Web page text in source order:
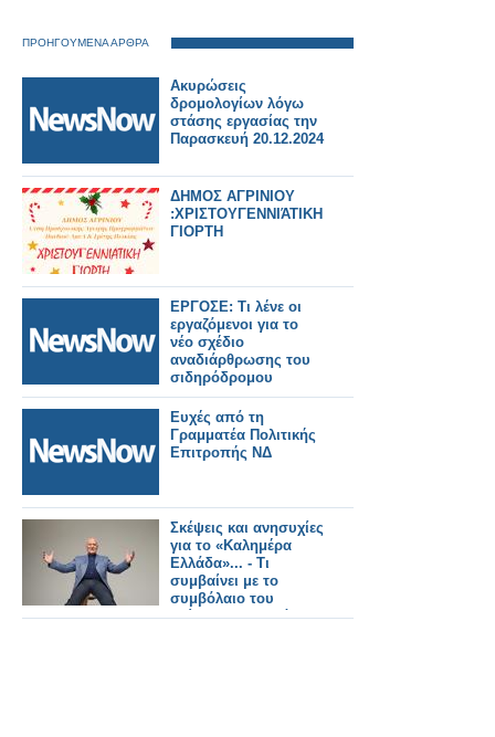
ΠΡΟΗΓΟΥΜΕΝΑ ΑΡΘΡΑ
Ακυρώσεις
δρομολογίων λόγω
στάσης εργασίας την
Παρασκευή 20.12.2024
ΔΗΜΟΣ ΑΓΡΙΝΙΟΥ
:ΧΡΙΣΤΟΥΓΕΝΝΙΆΤΙΚΗ
ΓΙΟΡΤΗ
ΕΡΓΟΣΕ: Τι λένε οι
εργαζόμενοι για το
νέο σχέδιο
αναδιάρθρωσης του
σιδηρόδρομου
Ευχές από τη
Γραμματέα Πολιτικής
Επιτροπής ΝΔ
Σκέψεις και ανησυχίες
για το «Καλημέρα
Ελλάδα»... - Τι
συμβαίνει με το
συμβόλαιο του
Γιώργου Παπαδάκη;